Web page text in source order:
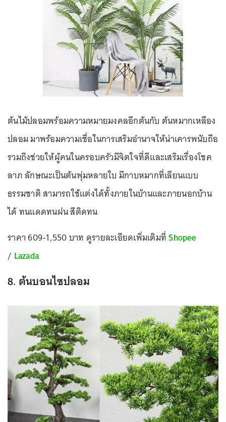
ต้นไม้ปลอมพร้อมความหมายมงคลอีกต้นกับ ต้นหมากเหลือง
ปลอม มาพร้อมความเชื่อในการเสริมอำนาจให้น่าเคารพนับถือ
รวมถึงช่วยให้ผู้คนในครอบครัวมีจิตใจที่ดีและเสริมเรื่องโชค
ลาภ ลักษณะเป็นต้นพุ่มหลายใบ มีกาบหมากที่เลียนแบบ
ธรรมชาติ สามารถใช้แต่งได้ทั้งภายในบ้านและภายนอกบ้าน
ได้ ทนแดดทนฝน สีติดทน
ราคา 609-1,550 บาท ดูรายละเอียดเพิ่มเติมที่Shopee
/ Lazada
8. ต้นบอนไซปลอม